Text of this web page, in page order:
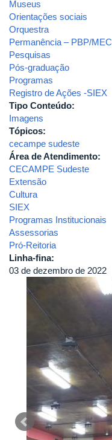
Museus
Orientações sociais
Orquestra
Permanência – PBP/MEC
Pesquisas
Pós-graduação
Programas
Registro de Ações -SIEX
Tipo Conteúdo:
Imagens
Tópicos:
cecampe sudeste
Área de Atendimento:
CECAMPE Sudeste
Extensão
Cultura
SIEX
Programas Institucionais
Assessorias
Pró-Reitoria
Linha-fina:
03 de dezembro de 2022